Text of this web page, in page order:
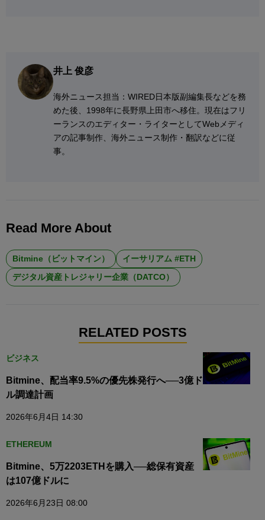
井上 俊彦
海外ニュース担当：WIRED日本版副編集長などを務
めた後、1998年に長野県上田市へ移住。現在はフリ
ーランスのエディター・ライターとしてWebメディ
アの記事制作、海外ニュース制作・翻訳などに従
事。
Read More About
Bitmine（ビットマイン）
イーサリアム #ETH
デジタル資産トレジャリー企業（DATCO）
RELATED POSTS
ビジネス
Bitmine、配当率9.5%の優先株発行へ──3億ド
ル調達計画
2026年6月4日 14:30
ETHEREUM
Bitmine、5万2203ETHを購入──総保有資産
は107億ドルに
2026年6月23日 08:00